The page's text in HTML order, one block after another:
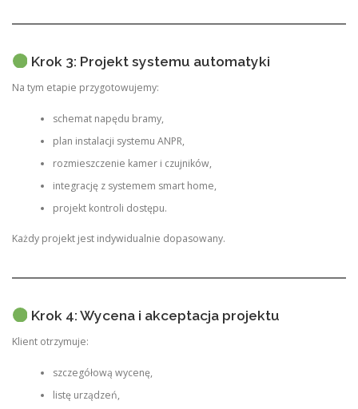
Krok 3: Projekt systemu automatyki
Na tym etapie przygotowujemy:
schemat napędu bramy,
plan instalacji systemu ANPR,
rozmieszczenie kamer i czujników,
integrację z systemem smart home,
projekt kontroli dostępu.
Każdy projekt jest indywidualnie dopasowany.
Krok 4: Wycena i akceptacja projektu
Klient otrzymuje:
szczegółową wycenę,
listę urządzeń,